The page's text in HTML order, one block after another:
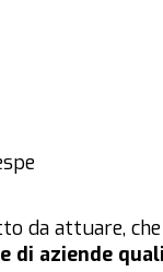
da attuare,
di aziende